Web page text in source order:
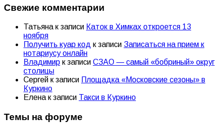
Свежие комментарии
Татьяна к записи Каток в Химках откроется 13
ноября
Получить куар код к записи Записаться на прием к
нотариусу онлайн
Владимир к записи СЗАО — самый «бобриный» округ
столицы
Сергей к записи Площадка «Московские сезоны» в
Куркино
Елена к записи Такси в Куркино
Темы на форуме